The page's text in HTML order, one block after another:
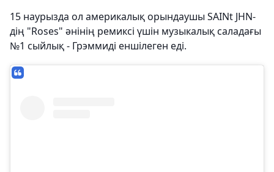
15 наурызда ол америкалық орындаушы SAINt JHN-
дің "Roses" әнінің ремиксі үшін музыкалық саладағы
№1 сыйлық - Грэммиді еншілеген еді.